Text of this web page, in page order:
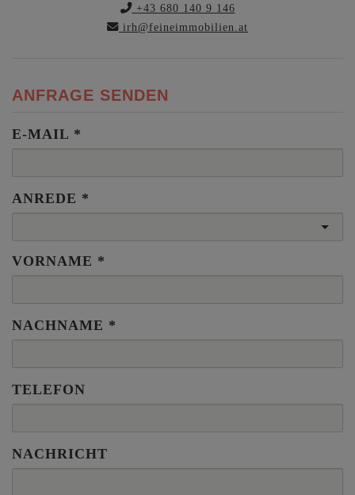
+43 680 140 9 146
irh@feineimmobilien.at
ANFRAGE SENDEN
E-MAIL
ANREDE
VORNAME
NACHNAME
TELEFON
NACHRICHT